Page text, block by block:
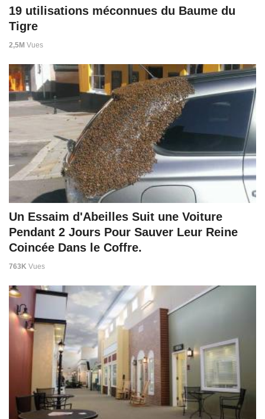
19 utilisations méconnues du Baume du
Tigre
2,5M Vues
Un Essaim d'Abeilles Suit une Voiture
Pendant 2 Jours Pour Sauver Leur Reine
Coincée Dans le Coffre.
763K Vues